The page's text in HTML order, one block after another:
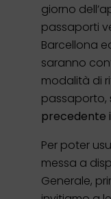
giorno
passaporti
Barcellona
saranno
modalità di
passaporto,
precedente
Per poter
messa a
Generale,